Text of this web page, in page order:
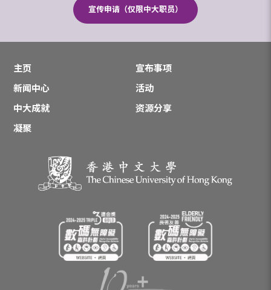
宣传申请（仅限中大职员）
主页
宣布事项
新闻中心
活动
中大成就
资源分享
凝聚